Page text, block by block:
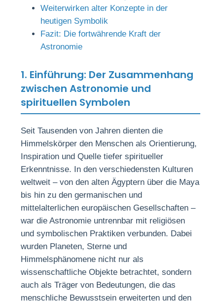
Weiterwirken alter Konzepte in der
heutigen Symbolik
Fazit: Die fortwährende Kraft der
Astronomie
1. Einführung: Der Zusammenhang
zwischen Astronomie und
spirituellen Symbolen
Seit Tausenden von Jahren dienten die
Himmelskörper den Menschen als Orientierung,
Inspiration und Quelle tiefer spiritueller
Erkenntnisse. In den verschiedensten Kulturen
weltweit – von den alten Ägyptern über die Maya
bis hin zu den germanischen und
mittelalterlichen europäischen Gesellschaften –
war die Astronomie untrennbar mit religiösen
und symbolischen Praktiken verbunden. Dabei
wurden Planeten, Sterne und
Himmelsphänomene nicht nur als
wissenschaftliche Objekte betrachtet, sondern
auch als Träger von Bedeutungen, die das
menschliche Bewusstsein erweiterten und den